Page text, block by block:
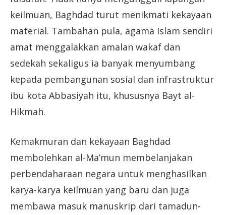
keilmuan, Baghdad turut menikmati kekayaan
material. Tambahan pula, agama Islam sendiri
amat menggalakkan amalan wakaf dan
sedekah sekaligus ia banyak menyumbang
kepada pembangunan sosial dan infrastruktur
ibu kota Abbasiyah itu, khususnya Bayt al-
Hikmah.
Kemakmuran dan kekayaan Baghdad
membolehkan al-Ma’mun membelanjakan
perbendaharaan negara untuk menghasilkan
karya-karya keilmuan yang baru dan juga
membawa masuk manuskrip dari tamadun-